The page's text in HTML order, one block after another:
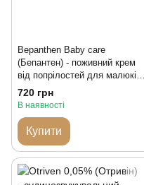
Bepanthen Baby care
(Бепантен) - поживний крем
від попрілостей для малюків з
народження 100 мл Італія
720 грн
В наявності
Купити